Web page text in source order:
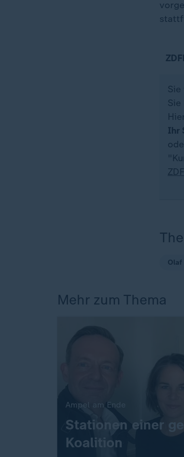
Sie
Sie
Ihr
Olaf
Mehr zum Thema
Ampel am Ende
:
Stationen einer
Koalition